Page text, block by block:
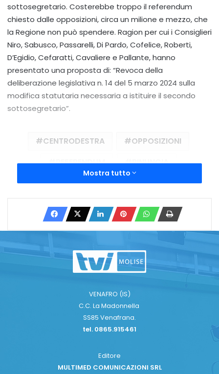
sottosegretario. Costerebbe troppo il referendum
chiesto dalle opposizioni, circa un milione e mezzo, che
la Regione non può spendere. Ragion per cui i Consiglieri
Niro, Sabusco, Passarelli, Di Pardo, Cofelice, Roberti,
D’Egidio, Cefaratti, Cavaliere e Pallante, hanno
presentato una proposta di: “Revoca della
deliberazione legislativa n. 14 del 5 marzo 2024 sulla
modifica statutaria necessaria a istituire il secondo
sottosegretario”.
CENTRODESTRA
OPPOSIZIONI
REFERENDUM
RINUNCIA
SECONDO SOTTOSEGRETARIO
SOTTOSEGRETARIO
UN MILIONE E MEZZO DI EURO
Mostra tutto
VENAFRO (IS)
C.C. La Madonnella
SS85 Venafrana.
tel. 0865.915461
Editore
MULTIMED COMUNICAZIONI SRL